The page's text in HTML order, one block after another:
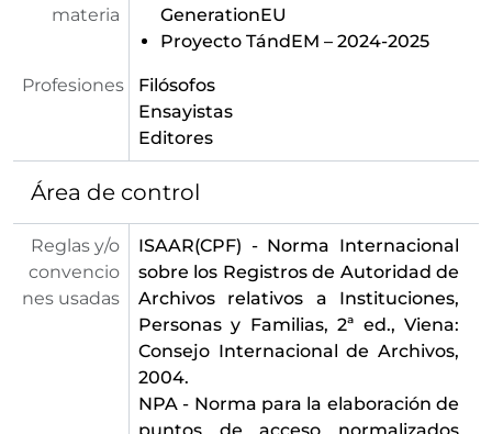
materia
GenerationEU
Proyecto TándEM – 2024-2025
Profesiones
Filósofos
Ensayistas
Editores
Área de control
Reglas y/o
convencio
nes usadas
ISAAR(CPF) - Norma Internacional
sobre los Registros de Autoridad de
Archivos relativos a Instituciones,
Personas y Familias, 2ª ed., Viena:
Consejo Internacional de Archivos,
2004.
NPA - Norma para la elaboración de